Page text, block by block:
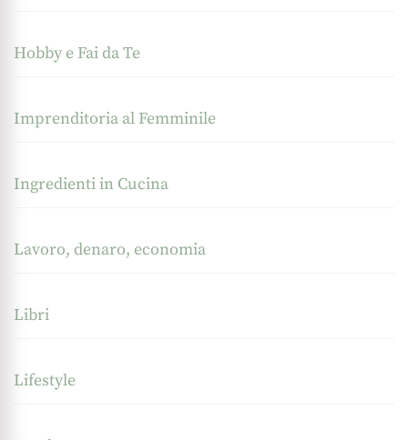
Hobby e Fai da Te
Imprenditoria al Femminile
Ingredienti in Cucina
Lavoro, denaro, economia
Libri
Lifestyle